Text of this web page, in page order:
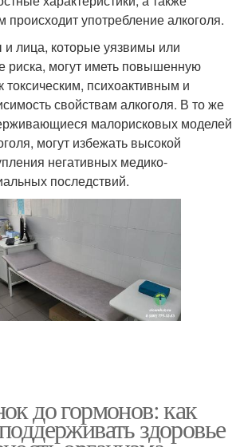
происходит употребление алкоголя.
лица, которые уязвимы или
риска, могут иметь повышенную
токсическим, психоактивным и
свойствам алкоголя. В то же
малорисковых моделей
могут избежать высокой
негативных медико-
последствий.
до гормонов: как
здоровье